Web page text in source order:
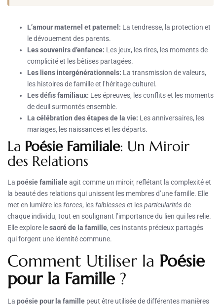
L’amour maternel et paternel: La tendresse, la protection et
le dévouement des parents.
Les souvenirs d’enfance: Les jeux, les rires, les moments de
complicité et les bêtises partagées.
Les liens intergénérationnels: La transmission de valeurs,
les histoires de famille et l’héritage culturel.
Les défis familiaux: Les épreuves, les conflits et les moments
de deuil surmontés ensemble.
La célébration des étapes de la vie: Les anniversaires, les
mariages, les naissances et les départs.
La Poésie Familiale: Un Miroir
des Relations
La poésie familialeagit comme un miroir, reflétant la complexité et
la beauté des relations qui unissent les membres d’une famille. Elle
met en lumière les forces, les faiblesseset lesparticularitésde
chaque individu, tout en soulignant l’importance du lien qui les relie.
Elle explore lesacré de la famille, ces instants précieux partagés
qui forgent une identité commune.
Comment Utiliser la Poésie
pour la Famille?
La poésie pour la famille peut être utilisée de différentes manières